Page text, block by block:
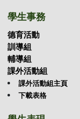
學生事務
德育活動
訓導組
輔導組
課外活動組
課外活動組主頁
下載表格